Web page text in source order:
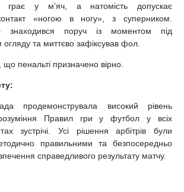
грає у мʼяч, а натомість допускає
«ногою в ногу», з суперником.
знаходився поруч із моментом під
та миттєво зафіксував фол.
що пенальті призначено вірно.
продемонструвала високий рівень
розуміння Правил гри у футбол у всіх
зустрічі. Усі рішення арбітрів були
правильними та безпосередньо
справедливого результату матчу.